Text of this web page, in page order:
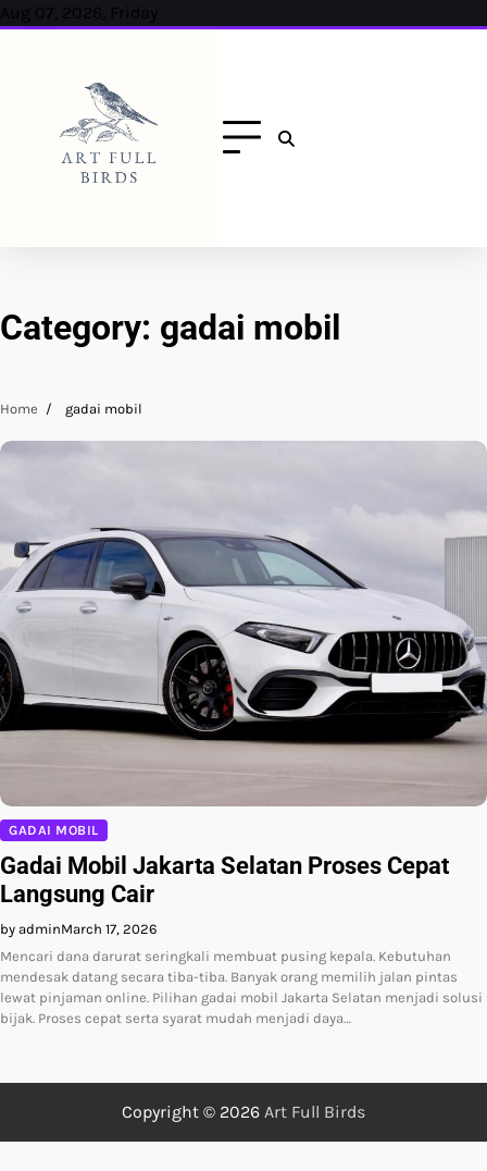
Skip
Aug 07, 2026, Friday
Category: gadai mobil
Home gadai mobil
GADAI MOBIL
Gadai Mobil Jakarta Selatan Proses Cepat
Langsung Cair
by adminMarch 17, 2026
Mencari dana darurat seringkali membuat pusing kepala. Kebutuhan
mendesak datang secara tiba-tiba. Banyak orang memilih jalan pintas
lewat pinjaman online. Pilihan gadai mobil Jakarta Selatan menjadi solusi
bijak. Proses cepat serta syarat mudah menjadi daya…
Copyright © 2026 Art Full Birds